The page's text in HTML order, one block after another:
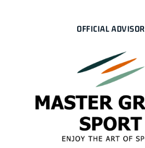
OFFICIAL ADVISOR